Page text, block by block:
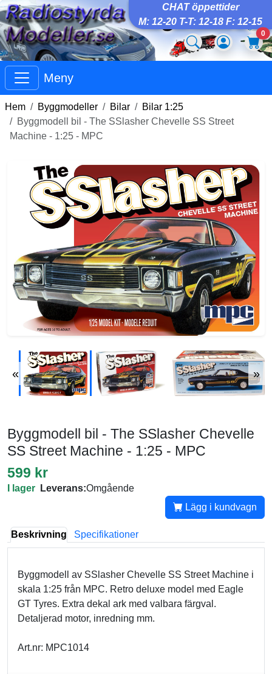
CHAT öppettider
M: 12-20 T-T: 12-18 F: 12-15
0
Meny
Hem Byggmodeller Bilar
Bilar 1:25
Byggmodell bil - The SSlasher Chevelle SS Street
Machine - 1:25 - MPC
« »
Byggmodell bil - The SSlasher Chevelle
SS Street Machine - 1:25 - MPC
599 kr
I lager Leverans:Omgående
Lägg i kundvagn
Beskrivning Specifikationer
Byggmodell av SSlasher Chevelle SS Street Machine i
skala 1:25 från MPC. Retro deluxe model med Eagle
GT Tyres. Extra dekal ark med valbara färgval.
Detaljerad motor, inredning mm.
Art.nr: MPC1014